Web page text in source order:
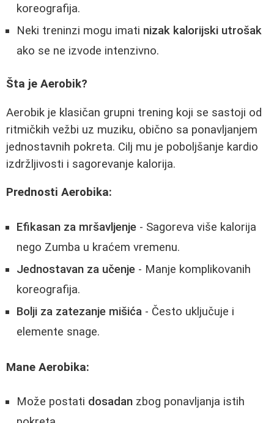
koreografija.
Neki treninzi mogu imati nizak kalorijski utrošak
ako se ne izvode intenzivno.
Šta je Aerobik?
Aerobik je klasičan grupni trening koji se sastoji od
ritmičkih vežbi uz muziku, obično sa ponavljanjem
jednostavnih pokreta. Cilj mu je poboljšanje kardio
izdržljivosti i sagorevanje kalorija.
Prednosti Aerobika:
Efikasan za mršavljenje - Sagoreva više kalorija
nego Zumba u kraćem vremenu.
Jednostavan za učenje - Manje komplikovanih
koreografija.
Bolji za zatezanje mišića - Često uključuje i
elemente snage.
Mane Aerobika:
Može postati dosadan zbog ponavljanja istih